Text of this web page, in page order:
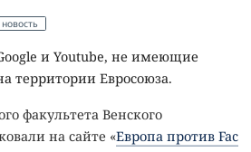
новость
и Youtube, не имеющие
территории Евросоюза.
факультета Венского
на сайте «Европа против Fac